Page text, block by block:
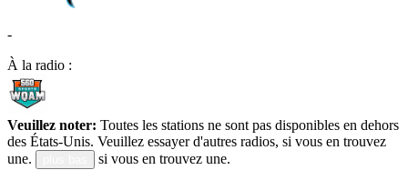
-
À la radio :
Veuillez noter: Toutes les stations ne sont pas disponibles en dehors
des États-Unis. Veuillez essayer d'autres radios, si vous en trouvez
une.
si vous en trouvez une.